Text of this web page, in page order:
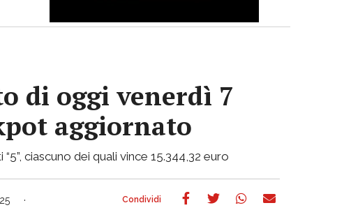
di oggi venerdì 7
aggiornato
ciascuno dei quali vince 15.344,32 euro